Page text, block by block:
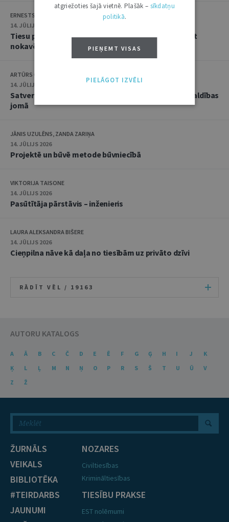
ERNESTS GRABUSTS
14. JŪLIJS 2026
Tiesu prakse lietās par iestādes atteikumu atjaunot
nokavēto procesuālo termiņu
ARTŪRS CAICS, RĒZIJA GAUJERE
14. JŪLIJS 2026
Satversmes tiesas jaunākā judikatūra trokšņa pārvaldības
jomā
JĀNIS UZULĒNS, ZANDA ZARIŅA
14. JŪLIJS 2026
Projektē un būvē metode būvniecībā
VIKTORIJA TAISONE
14. JŪLIJS 2026
Pasūtītāja pārstāvis – inženieris
LAURA ALEKSANDRA BIŠERE
14. JŪLIJS 2026
Cieņpilna nāve kā daļa no tiesībām uz privāto dzīvi
RĀDĪT VĒL / 19163
AUTORU KATALOGS
A Ā B C Č D E Ē F G Ģ H I J
K
Ķ
L Ļ M N Ņ O P R S Š T U Ū
V
Z
Ž
ŽURNĀLS
VEIKALS
BIBLIOTĒKA
#TEIRDARBS
JAUNUMI
NOZARES
Civiltiesības
Krimināltiesības
TIESĪBU PRAKSE
EST nolēmumi
atgriežoties šajā vietnē. Plašāk – sīkdatņu
politikā.
PIEŅEMT VISAS
PIELĀGOT IZVĒLI